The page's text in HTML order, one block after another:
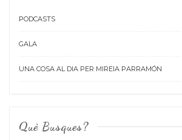
PODCASTS
GALA
UNA COSA AL DIA PER MIREIA PARRAMÓN
Què Busques?